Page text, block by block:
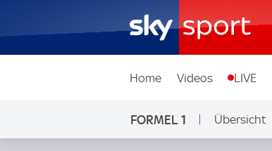
Home Videos LIVE
FORMEL 1 Übersicht